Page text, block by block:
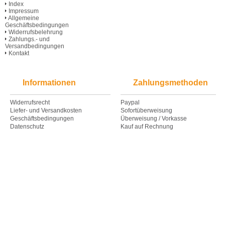
Index
Impressum
Allgemeine
Geschäftsbedingungen
Widerrufsbelehrung
Zahlungs.- und
Versandbedingungen
Kontakt
Informationen
Widerrufsrecht
Liefer- und Versandkosten
Geschäftsbedingungen
Datenschutz
Zahlungsmethoden
Paypal
Sofortüberweisung
Überweisung / Vorkasse
Kauf auf Rechnung